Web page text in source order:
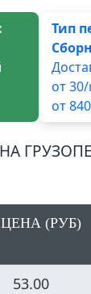
Тип
от 30/
от
ЦЕНА (РУБ)
53.00